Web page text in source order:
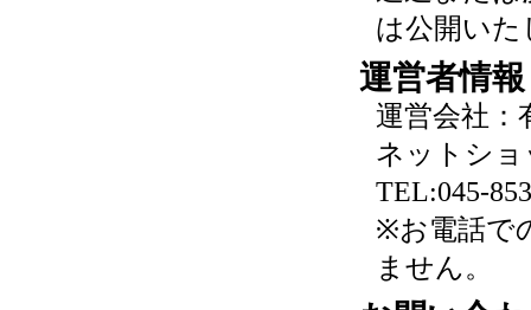
は公開い
運営者情報
運営会社：
ネットショ
TEL:045-
※お電話で
ません。